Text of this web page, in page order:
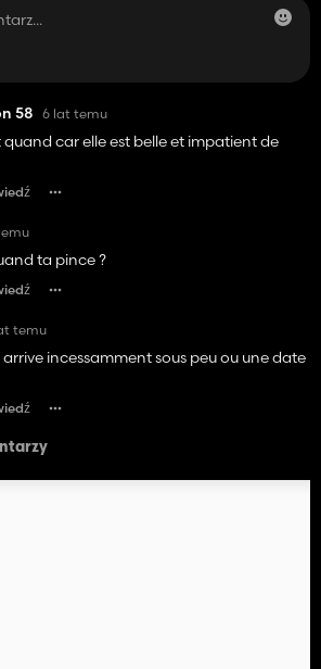
58 6 lat temu
quand car elle est belle et impatient de
ta pince ?
temu
arrive incessamment sous peu ou une date